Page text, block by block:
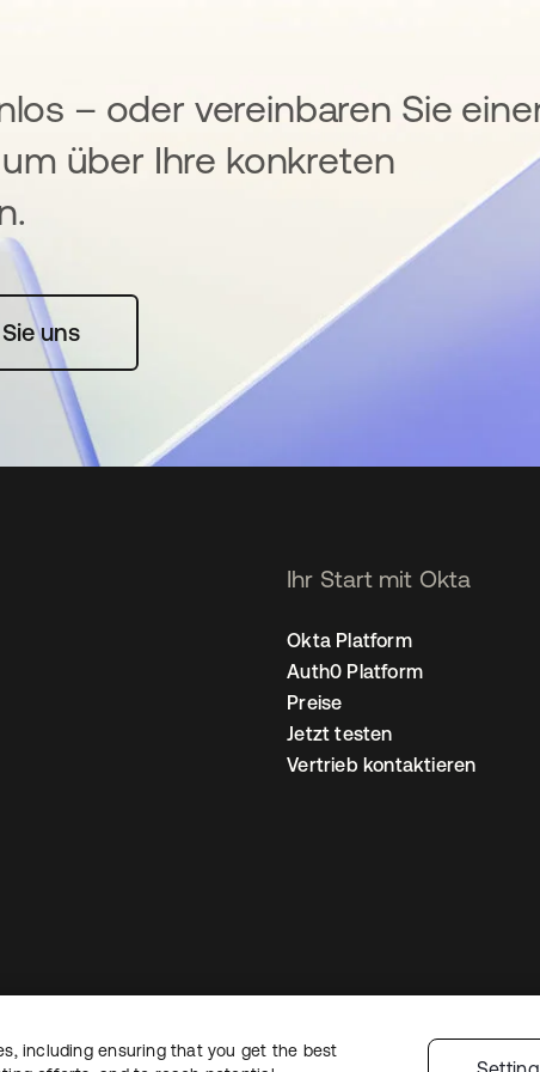
– oder vereinbaren Sie
über Ihre konkreten
geöffnet
uns
Ihr Start mit Okta
Okta Platform
Auth0 Platform
Preise
Jetzt testen
Vertrieb kontaktieren
NutzungsbedingungenSicherheit Cookie-
including ensuring that you get the best